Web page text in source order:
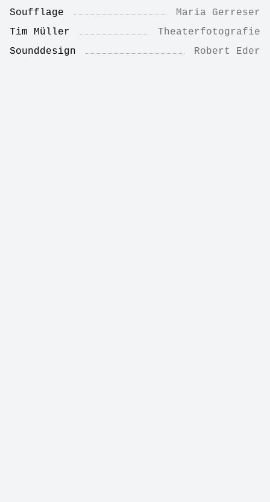
Soufflage
Maria Gerreser
Tim Müller
Theaterfotografie
Sounddesign
Robert Eder